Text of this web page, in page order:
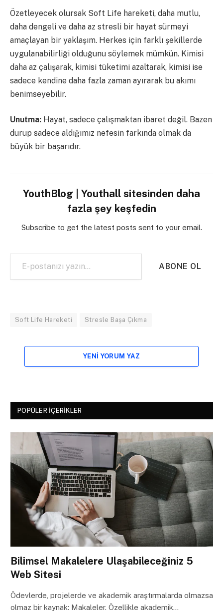
Özetleyecek olursak Soft Life hareketi, daha mutlu,
daha dengeli ve daha az stresli bir hayat sürmeyi
amaçlayan bir yaklaşım. Herkes için farklı şekillerde
uygulanabilirliği olduğunu söylemek mümkün. Kimisi
daha az çalışarak, kimisi tüketimi azaltarak, kimisi ise
sadece kendine daha fazla zaman ayırarak bu akımı
benimseyebilir.
Unutma: Hayat, sadece çalışmaktan ibaret değil. Bazen
durup sadece aldığımız nefesin farkında olmak da
büyük bir başarıdır.
YouthBlog | Youthall sitesinden daha
fazla şey keşfedin
Subscribe to get the latest posts sent to your email.
E-postanızı yazın…
ABONE OL
Soft Life Hareketi Stresle Başa Çıkma
YENI YORUM YAZ
POPÜLER İÇERIKLER
Bilimsel Makalelere Ulaşabileceğiniz 5
Web Sitesi
Ödevlerde, projelerde ve akademik araştırmalarda olmazsa
olmaz bir kaynak: Makaleler. Özellikle akademik…